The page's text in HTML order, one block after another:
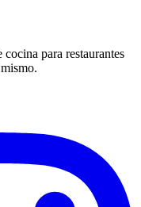
para restaurantes